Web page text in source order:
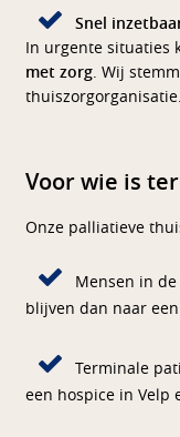
Snel
In urgente situaties
met zorg. Wij
thuiszorgorganisatie.
Voor wie is
Onze palliatieve
Mensen in
blijven dan naar
Terminale
een hospice in Velp